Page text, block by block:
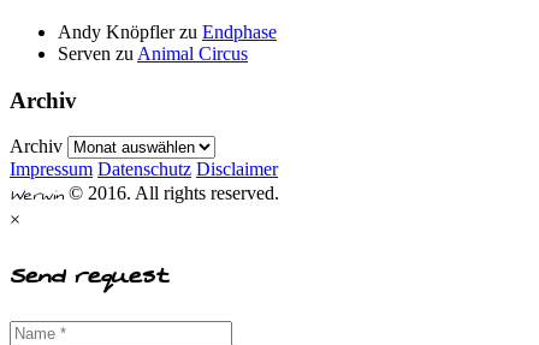
Andy Knöpflerzu Endphase
Serven zu Animal Circus
Archiv
Archiv
Impressum Datenschutz Disclaimer
Werwin© 2016. All rights reserved.
×
Send request